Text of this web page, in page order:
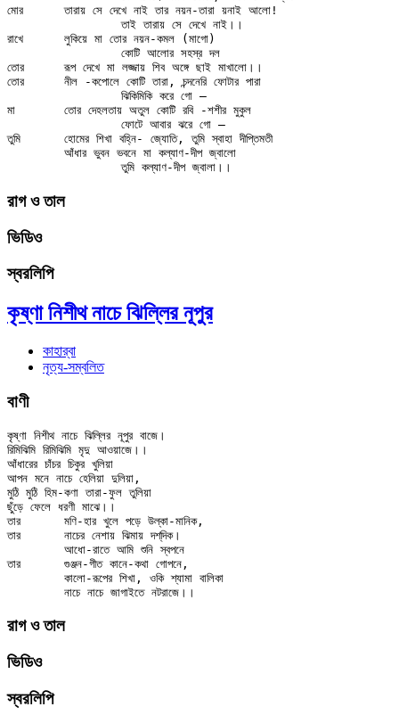
মোর	তারায় সে দেখে নাই তার নয়ন-তারা য়নাই আলো!
		তাই তারায় সে দেখে নাই।।
রাখে	লুকিয়ে মা তোর নয়ন-কমল (মাগো)
তোর	রূপ দেখে মা লজ্জায় শিব অঙ্গে ছাই মাখালো।।
তোর	নীল -কপোলে কোটি তারা, চন্দনেরি ফোটার পারা
মা	তোর দেহলতায় অতুল কোটি রবি -শশীর মুকুল
তুমি	হোমের শিখা বহ্নি- জ্যোতি, তুমি স্বাহা দীপ্তিমতী
রাগ ও তাল
ভিডিও
স্বরলিপি
কৃষ্ণা নিশীথ নাচে ঝিল্লির নূপুর
কাহার্‌বা
নৃত্য-সম্বলিত
বাণী
কৃষ্ণা নিশীথ নাচে ঝিল্লির নূপুর বাজে।
রিমিঝিমি রিমিঝিমি মৃদু আওয়াজে।।
আঁধারের চাঁচর চিকুর খুলিয়া
আপন মনে নাচে হেলিয়া দুলিয়া,
মুঠি মুঠি হিম-কণা তারা-ফুল তুলিয়া
ছুঁড়ে ফেলে ধরণী মাঝে।।
তার	মণি-হার খুলে পড়ে উল্কা-মানিক,
তার	নাচের নেশায় ঝিমায় দশ্‌দিক।
তার	গুঞ্জন-গীত কানে-কথা গোপনে,
রাগ ও তাল
ভিডিও
স্বরলিপি